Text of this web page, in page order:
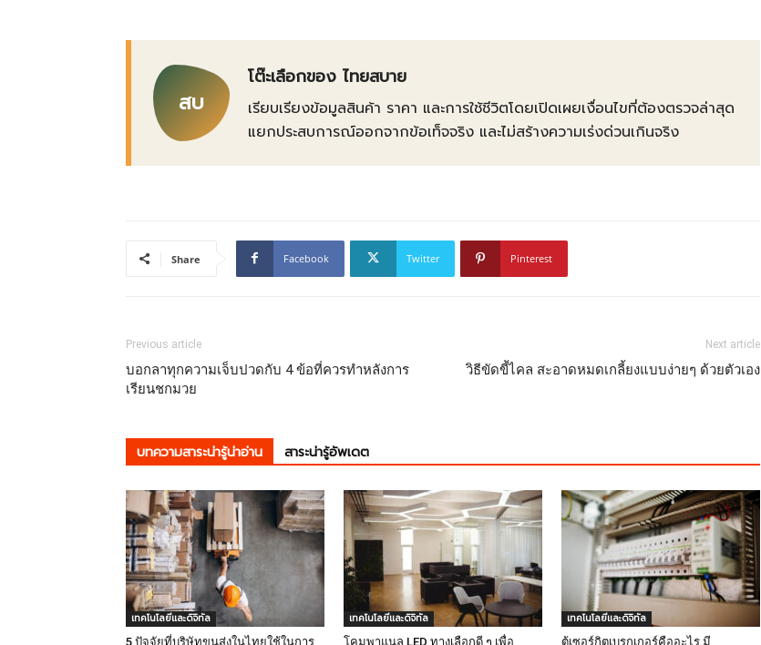
สบ
โต๊ะเลือกของ ไทยสบาย
เรียบเรียงข้อมูลสินค้า ราคา และการใช้ชีวิตโดยเปิดเผยเงื่อนไขที่ต้องตรวจล่าสุด
แยกประสบการณ์ออกจากข้อเท็จจริง และไม่สร้างความเร่งด่วนเกินจริง
Share Facebook Twitter Pinterest
Previous article
บอกลาทุกความเจ็บปวดกับ 4 ข้อที่ควรทำหลังการ
เรียนชกมวย
Next article
วิธีขัดขี้ไคล สะอาดหมดเกลี้ยงแบบง่ายๆ ด้วยตัวเอง
บทความสาระน่ารู้น่าอ่าน สาระน่ารู้อัพเดต
เทคโนโลยีและดิจิทัล
5 ปัจจัยที่บริษัทขนส่งในไทยใช้ในการ
เทคโนโลยีและดิจิทัล
โคมพาแนล LED ทางเลือกดี ๆ เพื่อ
เทคโนโลยีและดิจิทัล
ตู้เซอร์กิตเบรกเกอร์คืออะไร มี